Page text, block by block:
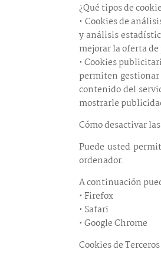
¿Qué tipos de
• Cookies de
y análisis
mejorar la oferta
• Cookies
permiten gestionar
contenido del
mostrarle
Cómo desactivar
Puede usted
ordenador.
A continuación
• Firefox
• Safari
• Google Chrome
Cookies de Terceros